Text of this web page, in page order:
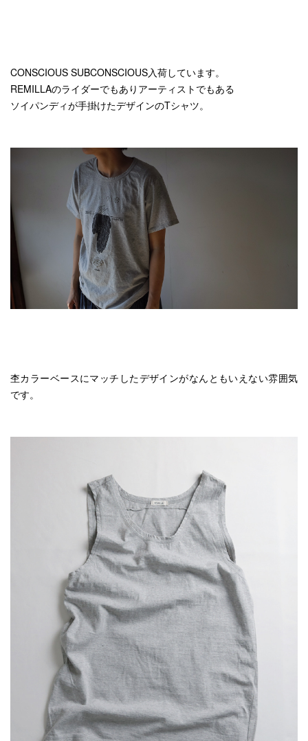
CONSCIOUS SUBCONSCIOUS入荷しています。
REMILLAのライダーでもありアーティストでもある
ソイパンディが手掛けたデザインのTシャツ。
杢カラーベースにマッチしたデザインがなんともいえない雰囲気
です。